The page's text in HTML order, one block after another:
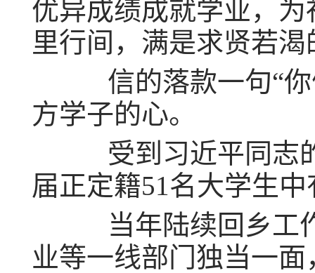
优异成绩成就学业，
里行间，满是求贤若
信的落款一句“你
方学子的心。
受到习近平同志的
届正定籍51名大学生
当年陆续回乡工作
业等一线部门独当一